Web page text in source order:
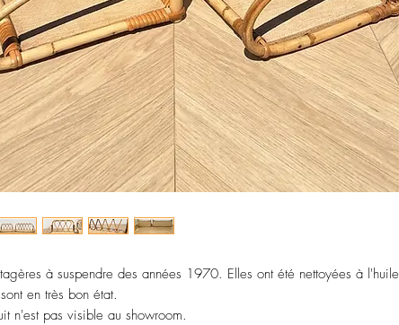
à suspendre des années 1970. Elles ont été nettoyées à l'huile
en très bon état.
n'est pas visible au showroom.